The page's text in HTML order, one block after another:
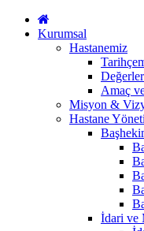
Kurumsal
Hastanemiz
Amaç
Misyon &
Hastane
İdari ve